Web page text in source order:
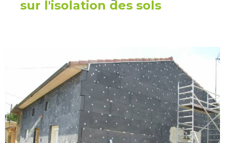
sur l'isolation des sols